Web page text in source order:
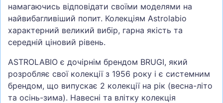
намагаючись відповідати своїми моделями на
найвибагливіший попит. Колекціям Astrolabio
характерний великий вибір, гарна якість та
середній ціновий рівень.
ASTROLABIO є дочірнім брендом BRUGI, який
розробляє свої колекції з 1956 року і є системним
брендом, що випускає 2 колекції на рік (весна-літо
та осінь-зима). Навесні та влітку колекція